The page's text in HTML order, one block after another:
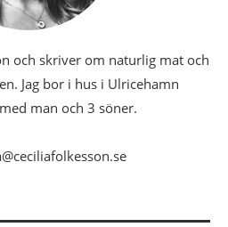
och skriver om naturlig mat och
Jag bor i hus i Ulricehamn
man och 3 söner.